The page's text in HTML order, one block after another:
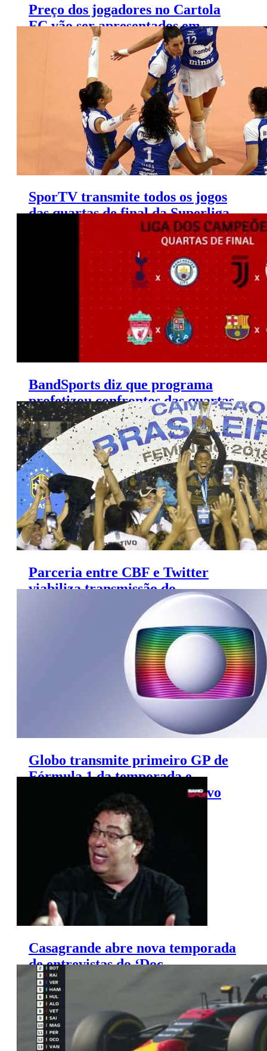
Preço dos jogadores no Cartola
FC vão ser apresentados em
programa no SporTV
SporTV transmite todos os jogos
das quartas de final da Superliga
Feminina
BandSports diz que programa
profetizou confrontos das quartas
de final da Liga dos Campeões
Parceria entre CBF e Twitter
viabiliza transmissão do
Brasileiro Feminino pela Internet
Globo transmite primeiro GP de
Fórmula 1 da temporada e
Campeonatos Estaduais ao vivo
Casagrande abre nova temporada
de entrevistas do ‘Doc
BandSports’